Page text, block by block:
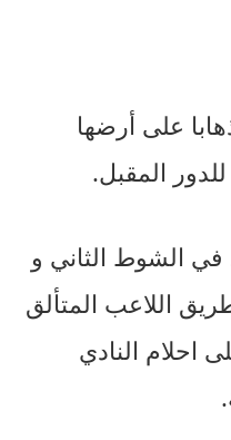
على أرضها
للدور المقبل.
الشوط الثاني و
71 عن طريق اللاعب المتألق
احلام النادي